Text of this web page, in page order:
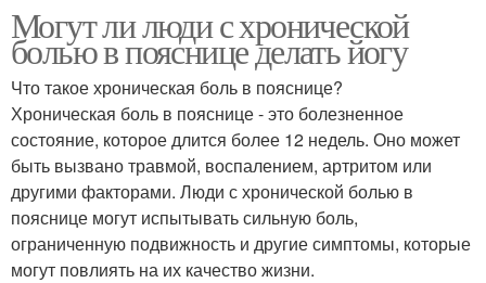
Могут ли люди с хронической
болью в пояснице делать йогу
Что такое хроническая боль в пояснице?
Хроническая боль в пояснице - это болезненное
состояние, которое длится более 12 недель. Оно может
быть вызвано травмой, воспалением, артритом или
другими факторами. Люди с хронической болью в
пояснице могут испытывать сильную боль,
ограниченную подвижность и другие симптомы, которые
могут повлиять на их качество жизни.